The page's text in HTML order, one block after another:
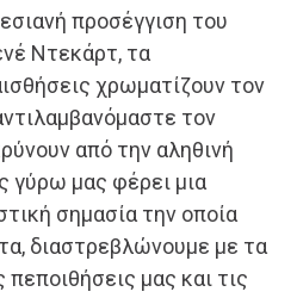
προσέγγιση του
Ντεκάρτ, τα
χρωματίζουν τον
τον
από την αληθινή
γύρω μας φέρει μια
σημασία την οποία
διαστρεβλώνουμε με τα
μας και τις